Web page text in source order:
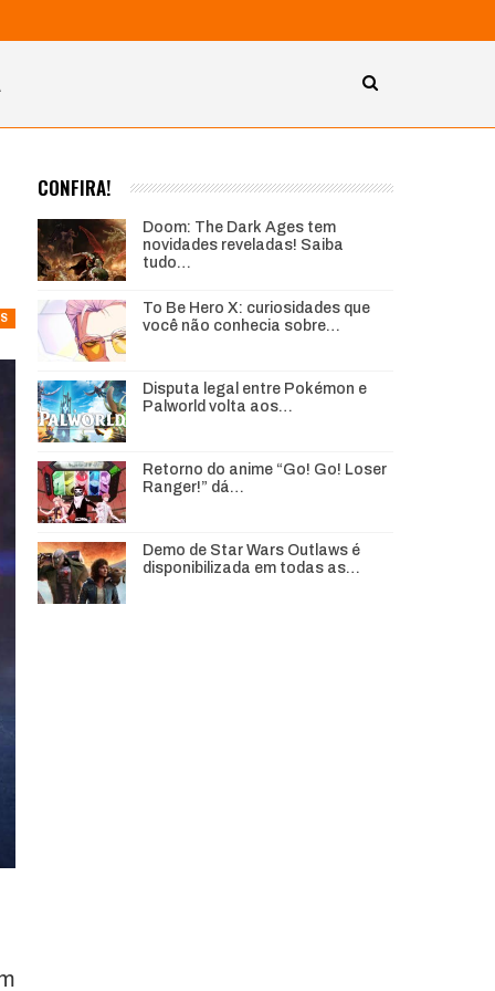
CONFIRA!
Doom: The Dark Ages tem
novidades reveladas! Saiba
tudo…
To Be Hero X: curiosidades que
você não conhecia sobre…
Disputa legal entre Pokémon e
Palworld volta aos…
Retorno do anime “Go! Go! Loser
Ranger!” dá…
Demo de Star Wars Outlaws é
disponibilizada em todas as…